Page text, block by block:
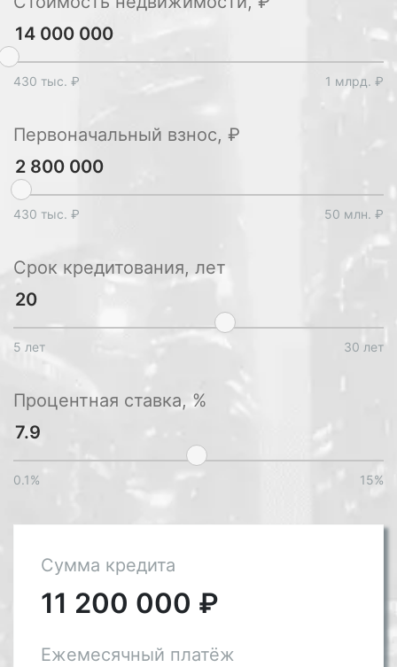
430 тыс. ₽ 1 млрд. ₽
Первоначальный взнос, ₽
430 тыс. ₽ 50 млн. ₽
Срок кредитования, лет
5 лет 30 лет
Процентная ставка, %
0.1% 15%
Сумма кредита
11 200 000 ₽
Ежемесячный платёж